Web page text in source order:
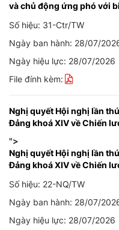
và chủ động ứng phó với
Số hiệu: 31-Ctr/TW
Ngày ban hành: 28/07/
Ngày hiệu lực: 28/07/2026
File đính kèm:
Nghị quyết Hội nghị lần
Đảng khoá XIV về Chiến
">
Nghị quyết Hội nghị lần
Đảng khoá XIV về Chiến
Số hiệu: 22-NQ/TW
Ngày ban hành: 28/07/
Ngày hiệu lực: 28/07/2026